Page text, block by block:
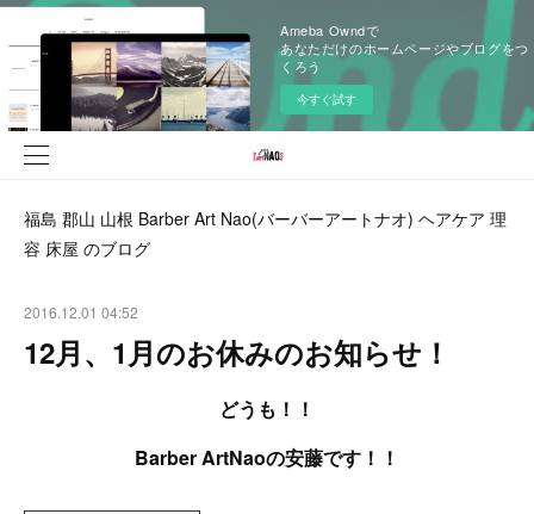
Ameba Owndで
あなただけのホームページやブログをつ
くろう
今すぐ試す
福島 郡山 山根 Barber Art Nao(バーバーアートナオ) ヘアケア 理
容 床屋 のブログ
2016.12.01 04:52
12月、1月のお休みのお知らせ！
どうも！！
Barber ArtNaoの安藤です！！